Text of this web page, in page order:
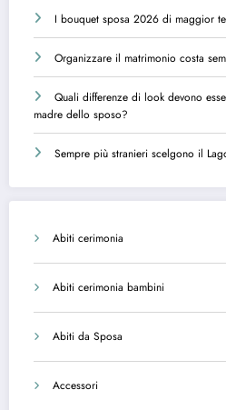
I bouquet sposa 2026 di maggior
Organizzare il matrimonio costa
Quali differenze di look devono
madre dello sposo?
Sempre più stranieri scelgono il
Abiti cerimonia
Abiti cerimonia bambini
Abiti da Sposa
Accessori